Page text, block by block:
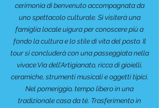
cerimonia di benvenuto accompagnata da
uno spettacolo culturale. Si visiterà una
famiglia locale uigura per conoscere più a
fondo la cultura e lo stile di vita del posto. Il
tour si concluderà con una passeggiata nella
vivace Via dell’Artigianato, ricca di gioielli,
ceramiche, strumenti musicali e oggetti tipici.
Nel pomeriggio, tempo libero in una
tradizionale casa da tè. Trasferimento in